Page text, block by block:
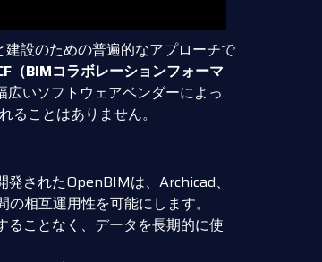
設のための普遍的なアプローチで
（BIMコラボレーションフォーマ
いソフトウェアベンダーによっ
ことはありません。
されたOpenBIMは、Archicad、
相互運用性を可能にします。
ることなく、データを長期的に使